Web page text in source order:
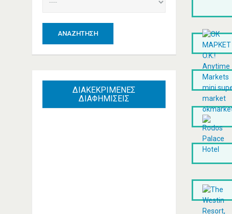
ΑΝΑΖΉΤΗΣΗ
ΔΙΑΚΕΚΡΙΜΕΝΕΣ
ΔΙΑΦΗΜΙΣΕΙΣ